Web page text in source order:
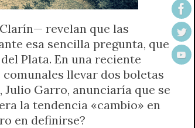
revelan que las
esa sencilla pregunta, que
Plata. En una reciente
llevar dos boletas
Julio Garro, anunciaría que se
la tendencia «cambio» en
en definirse?